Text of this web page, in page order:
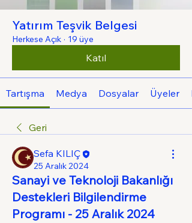
Yatırım Teşvik Belgesi
Herkese Açık · 19 üye
Katıl
Tartışma Medya Dosyalar Üyeler
Geri
Sefa KILIÇ
25 Aralık 2024
Sanayi ve Teknoloji Bakanlığı
Destekleri Bilgilendirme
Programı - 25 Aralık 2024